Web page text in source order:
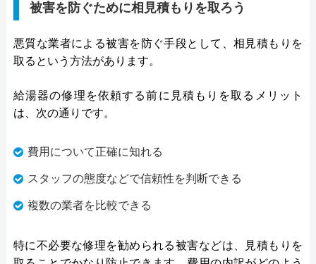
被害を防ぐために相見積もりを取ろう
悪質な業者による被害を防ぐ手段として、相見積もりを
取るという方法があります。
給湯器の修理を依頼する前に見積もりを取るメリット
は、次の通りです。
費用について正確に知れる
スタッフの態度などで信頼性を判断できる
複数の業者を比較できる
特に不必要な修理を勧められる被害などは、見積もりを